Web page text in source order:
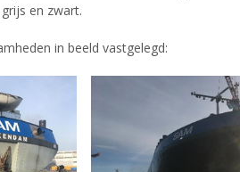
en zwart.
in beeld vastgelegd: